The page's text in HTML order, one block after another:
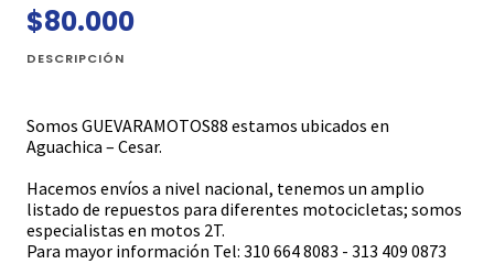
$80.000
DESCRIPCIÓN
Somos GUEVARAMOTOS88 estamos ubicados en
Aguachica – Cesar.
Hacemos envíos a nivel nacional, tenemos un amplio
listado de repuestos para diferentes motocicletas; somos
especialistas en motos 2T.
Para mayor información Tel: 310 664 8083 - 313 409 0873